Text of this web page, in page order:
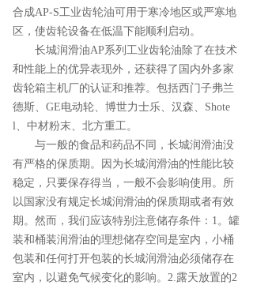
合成AP-S工业齿轮油可用于寒冷地区或严寒地
区，使齿轮设备在低温下能顺利启动。
长城润滑油AP系列工业齿轮油除了在技术
和性能上的优异表现外，还获得了国内外多家
齿轮箱主机厂的认证和推荐。包括西门子弗兰
德斯、GE电动轮、博世力士乐、汉森、Shote
l、中材粉末、北方重工。
与一般的食品和药品不同，长城润滑油没
有严格的保质期。因为长城润滑油的性能比较
稳定，只要保存得当，一般不会影响使用。所
以国家没有规定长城润滑油的保质期或者有效
期。然而，我们应该特别注意储存条件：1。罐
装和桶装润滑油的理想储存空间是室内，小桶
包装和任何打开包装的长城润滑油必须储存在
室内，以避免气候变化的影响。2.露天放置的2